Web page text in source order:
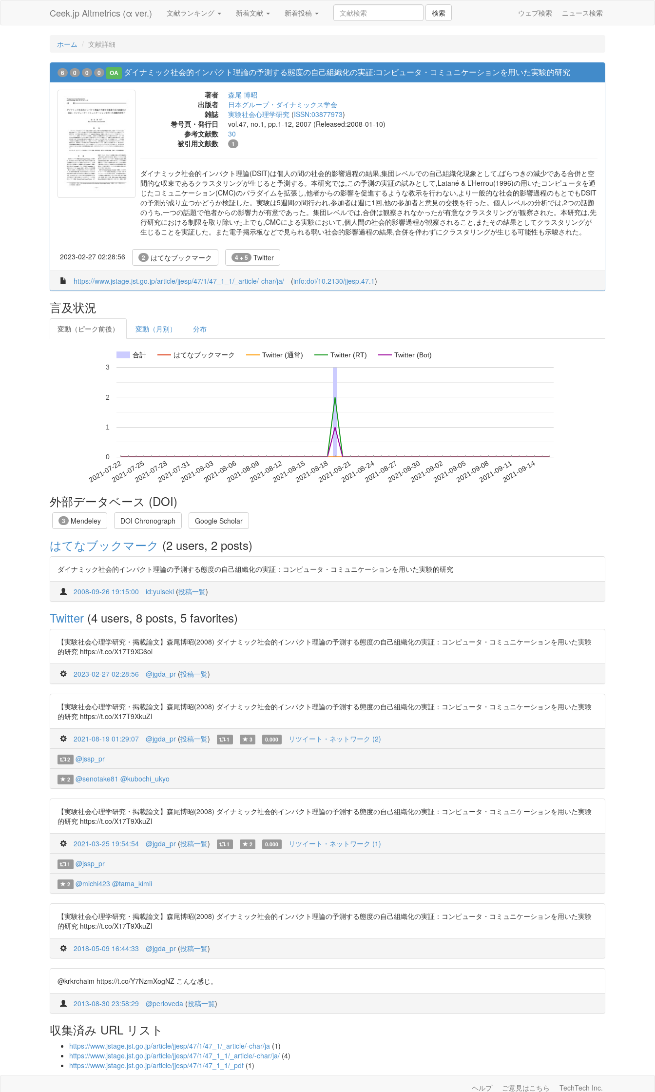
Ceek.jp Altmetrics (α ver.) 文献ランキング 新着文献 新着投稿 検索 ウェブ検索 ニュース検索
ホーム 文献詳細
6 0 0 0 OA ダイナミック社会的インパクト理論の予測する態度の自己組織化の実証:コンピュータ・コミュニケーションを用いた実験的研究
著者
森尾 博昭
出版者
日本グループ・ダイナミックス学会
雑誌
実験社会心理学研究 (ISSN:03877973)
巻号頁・発行日
vol.47, no.1, pp.1-12, 2007 (Released:2008-01-10)
参考文献数
30
被引用文献数
1
ダイナミック社会的インパクト理論(DSIT)は個人の間の社会的影響過程の結果,集団レベルでの自己組織化現象として,ばらつきの減少である合併と空
間的な収束であるクラスタリングが生じると予測する。本研究では,この予測の実証の試みとして,Latané & L’Herrou(1996)の用いたコンピュータを通
じたコミュニケーション(CMC)のパラダイムを拡張し,他者からの影響を促進するような教示を行わない,より一般的な社会的影響過程のもとでもDSIT
の予測が成り立つかどうか検証した。実験は5週間の間行われ,参加者は週に1回,他の参加者と意見の交換を行った。個人レベルの分析では,2つの話題
のうち,一つの話題で他者からの影響力が有意であった。集団レベルでは,合併は観察されなかったが有意なクラスタリングが観察された。本研究は,先
行研究における制限を取り除いた上でも,CMCによる実験において,個人間の社会的影響過程が観察されること,またその結果としてクラスタリングが
生じることを実証した。また電子掲示板などで見られる弱い社会的影響過程の結果,合併を伴わずにクラスタリングが生じる可能性も示唆された。
2023-02-27 02:28:56 2 はてなブックマーク 4 + 5 Twitter
https://www.jstage.jst.go.jp/article/jjesp/47/1/47_1_1/_article/-char/ja/ (info:doi/10.2130/jjesp.47.1)
言及状況
変動（ピーク前後） 変動（月別） 分布
合計 はてなブックマーク Twitter (通常) Twitter (RT) Twitter (Bot)
2021-07-222021-07-252021-07-282021-07-312021-08-032021-08-062021-08-092021-08-122021-08-152021-08-182021-08-212021-08-242021-08-272021-08-302021-09-022021-09-052021-09-082021-09-112021-09-14
0
1
2
3
外部データベース (DOI)
3 Mendeley DOI Chronograph Google Scholar
はてなブックマーク (2 users, 2 posts)
ダイナミック社会的インパクト理論の予測する態度の自己組織化の実証：コンピュータ・コミュニケーションを用いた実験的研究
2008-09-26 19:15:00 id:yuiseki (投稿一覧)
Twitter (4 users, 8 posts, 5 favorites)
【実験社会心理学研究・掲載論文】森尾博昭(2008) ダイナミック社会的インパクト理論の予測する態度の自己組織化の実証：コンピュータ・コミュニケーションを用いた実験
的研究 https://t.co/X17T9XC6oi
2023-02-27 02:28:56 @jgda_pr (投稿一覧)
【実験社会心理学研究・掲載論文】森尾博昭(2008) ダイナミック社会的インパクト理論の予測する態度の自己組織化の実証：コンピュータ・コミュニケーションを用いた実験
的研究 https://t.co/X17T9XkuZI
2021-08-19 01:29:07 @jgda_pr (投稿一覧) 1 3 0.000 リツイート・ネットワーク (2)
2 @jssp_pr
2 @senotake81 @kubochi_ukyo
【実験社会心理学研究・掲載論文】森尾博昭(2008) ダイナミック社会的インパクト理論の予測する態度の自己組織化の実証：コンピュータ・コミュニケーションを用いた実験
的研究 https://t.co/X17T9XkuZI
2021-03-25 19:54:54 @jgda_pr (投稿一覧) 1 2 0.000 リツイート・ネットワーク (1)
1 @jssp_pr
2 @michi423 @tama_kimii
【実験社会心理学研究・掲載論文】森尾博昭(2008) ダイナミック社会的インパクト理論の予測する態度の自己組織化の実証：コンピュータ・コミュニケーションを用いた実験
的研究 https://t.co/X17T9XkuZI
2018-05-09 16:44:33 @jgda_pr (投稿一覧)
@krkrchaim https://t.co/Y7NzmXogNZ こんな感じ。
2013-08-30 23:58:29 @perloveda (投稿一覧)
収集済み URL リスト
https://www.jstage.jst.go.jp/article/jjesp/47/1/47_1/_article/-char/ja (1)
https://www.jstage.jst.go.jp/article/jjesp/47/1/47_1_1/_article/-char/ja/ (4)
https://www.jstage.jst.go.jp/article/jjesp/47/1/47_1_1/_pdf (1)
ヘルプ ご意見はこちら TechTech Inc.